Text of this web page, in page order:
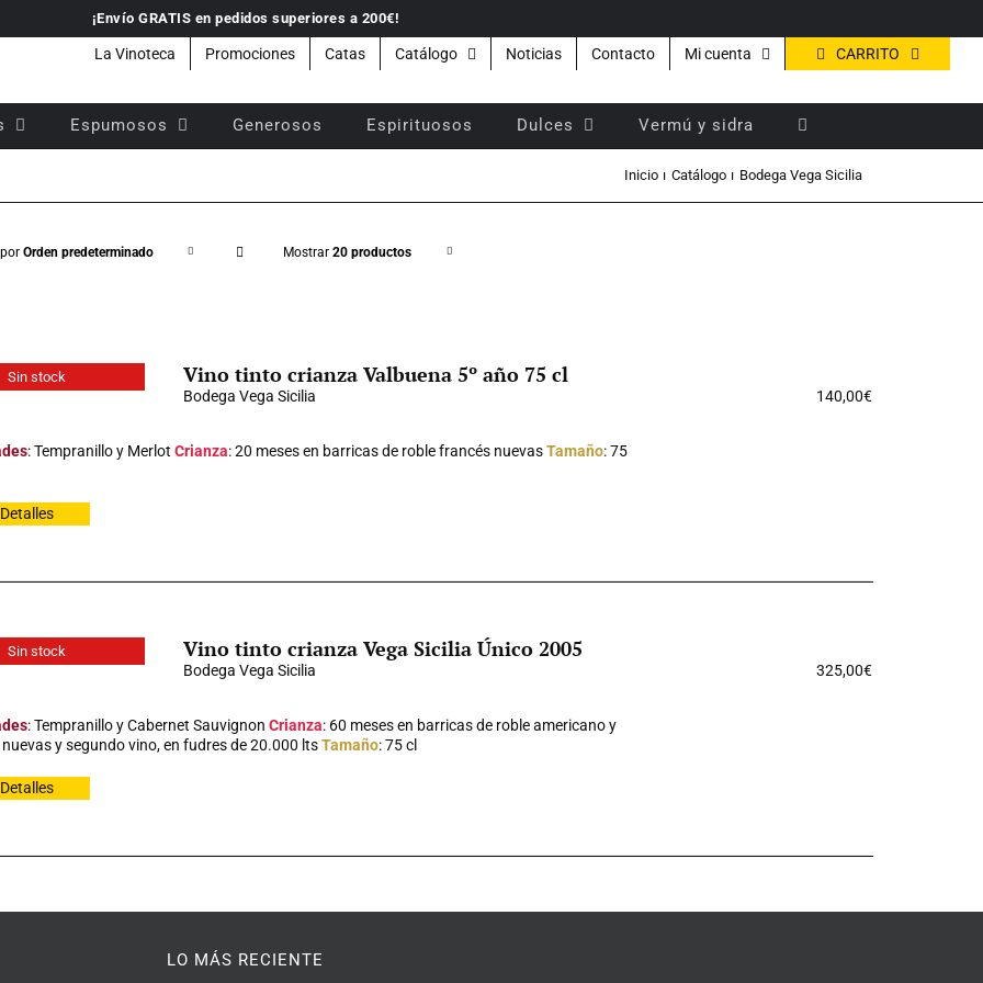
¡Envío GRATIS en pedidos superiores a 200€!
La Vinoteca Promociones Catas Catálogo Noticias Contacto Mi cuenta CARRITO
Espumosos Generosos Espirituosos Dulces Vermú y sidra
Inicio Catálogo Bodega Vega Sicilia
porOrden predeterminado Mostrar20 productos
Sin stock Vino tinto crianza Valbuena 5º año 75 cl
Bodega Vega Sicilia 140,00€
: Tempranillo y Merlot Crianza: 20 meses en barricas de roble francés nuevasTamaño: 75
Detalles
Sin stock Vino tinto crianza Vega Sicilia Único 2005
Bodega Vega Sicilia 325,00€
: Tempranillo y Cabernet Sauvignon Crianza: 60 meses en barricas de roble americano y
y segundo vino, en fudres de 20.000 ltsTamaño: 75 cl
Detalles
LO MÁS RECIENTE